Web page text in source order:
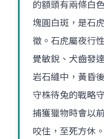
的額頭有兩條白
塊圓白斑，是石
徵。石虎屬夜行
覺敏銳、犬齒發
岩石縫中，黃昏
守株待兔的戰略
捕獲獵物時會以
咬住，至死方休